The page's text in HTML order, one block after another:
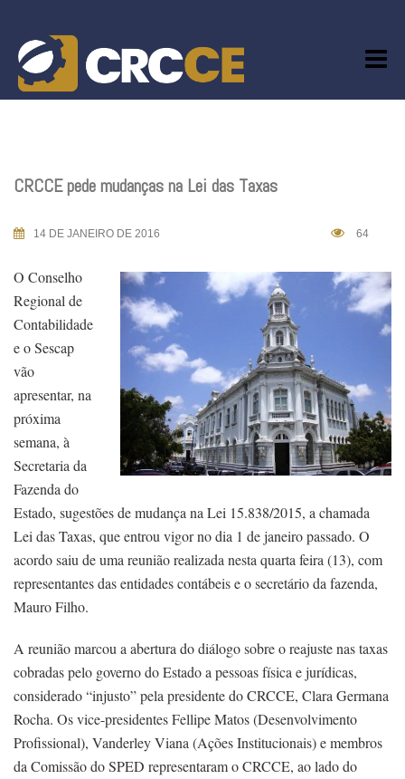
content
CRCCE pede mudanças na Lei das Taxas
14 DE JANEIRO DE 2016 64
O Conselho
Regional de
Contabilidade
e o Sescap
vão
apresentar, na
próxima
semana, à
Secretaria da
Fazenda do
Estado, sugestões de mudança na Lei 15.838/2015, a chamada
Lei das Taxas, que entrou vigor no dia 1 de janeiro passado. O
acordo saiu de uma reunião realizada nesta quarta feira (13), com
representantes das entidades contábeis e o secretário da fazenda,
Mauro Filho.
A reunião marcou a abertura do diálogo sobre o reajuste nas taxas
cobradas pelo governo do Estado a pessoas física e jurídicas,
considerado “injusto” pela presidente do CRCCE, Clara Germana
Rocha. Os vice-presidentes Fellipe Matos (Desenvolvimento
Profissional), Vanderley Viana (Ações Institucionais) e membros
da Comissão do SPED representaram o CRCCE, ao lado do